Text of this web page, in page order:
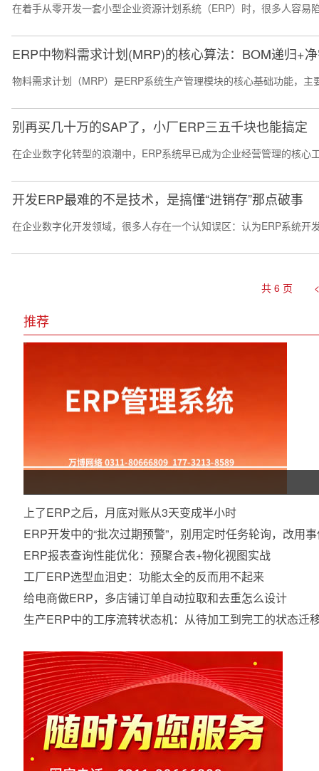
在着手从零开发一套小型企业资源计划系统（ERP）时，很多人容
ERP中物料需求计划(MRP)的核心算法：BOM递归+
物料需求计划（MRP）是ERP系统生产管理模块的核心基础功能，
别再买几十万的SAP了，小厂ERP三五千块也能搞定
在企业数字化转型的浪潮中，ERP系统早已成为企业经营管理的核
开发ERP最难的不是技术，是搞懂“进销存”那点破事
在企业数字化开发领域，很多人存在一个认知误区：认为ERP系统
共 6 页
推荐
上了ERP之后，月底对账从3天变成半小时
ERP开发中的“批次过期预警”，别用定时任务轮询，改用
ERP报表查询性能优化：预聚合表+物化视图实战
工厂ERP选型血泪史：功能太全的反而用不起来
给电商做ERP，多店铺订单自动拉取和去重怎么设计
生产ERP中的工序流转状态机：从待加工到完工的状态迁